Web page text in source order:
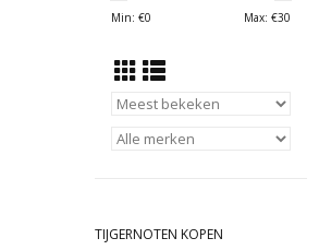
Min: €0 Max: €30
TIJGERNOTEN KOPEN